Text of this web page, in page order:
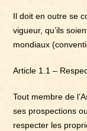
Il doit en outre se
vigueur, qu’ils
mondiaux
Article 1.1 –
Tout membre de
ses prospections
respecter les